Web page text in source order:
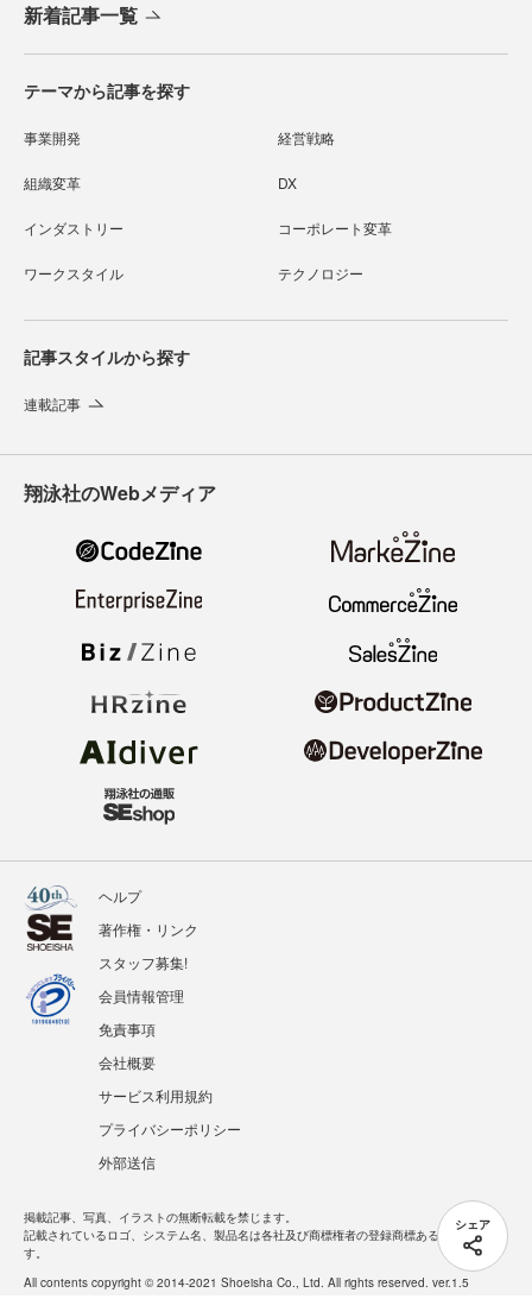
シェア
新着記事一覧
テーマから記事を探す
事業開発 経営戦略
組織変革 DX
インダストリー コーポレート変革
ワークスタイル テクノロジー
記事スタイルから探す
連載記事
翔泳社のWebメディア
ヘルプ
著作権・リンク
スタッフ募集!
会員情報管理
免責事項
会社概要
サービス利用規約
プライバシーポリシー
外部送信
掲載記事、写真、イラストの無断転載を禁じます。
記載されているロゴ、システム名、製品名は各社及び商標権者の登録商標あるいは商標で
す。
All contents copyright © 2014-2021 Shoeisha Co., Ltd. All rights reserved. ver.1.5